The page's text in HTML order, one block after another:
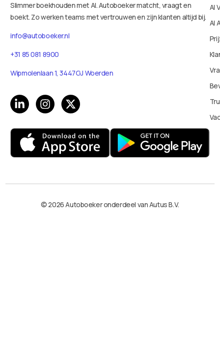
Slimmer boekhouden met AI. Autoboeker matcht, vraagt en
boekt. Zo werken teams met vertrouwen en zijn klanten altijd bij.
info@autoboeker.nl
+31 85 081 8900
Wipmolenlaan 1, 3447GJ Woerden
AI
AI
© 2026 Autoboeker onderdeel van Autus B.V.